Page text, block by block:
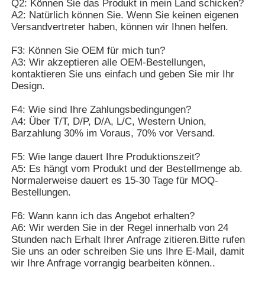
Q2: Können Sie das Produkt in mein Land schicken?
A2: Natürlich können Sie. Wenn Sie keinen eigenen
Versandvertreter haben, können wir Ihnen helfen.
F3: Können Sie OEM für mich tun?
A3: Wir akzeptieren alle OEM-Bestellungen,
kontaktieren Sie uns einfach und geben Sie mir Ihr
Design.
F4: Wie sind Ihre Zahlungsbedingungen?
A4: Über T/T, D/P, D/A, L/C, Western Union,
Barzahlung 30% im Voraus, 70% vor Versand.
F5: Wie lange dauert Ihre Produktionszeit?
A5: Es hängt vom Produkt und der Bestellmenge ab.
Normalerweise dauert es 15-30 Tage für MOQ-
Bestellungen.
F6: Wann kann ich das Angebot erhalten?
A6: Wir werden Sie in der Regel innerhalb von 24
Stunden nach Erhalt Ihrer Anfrage zitieren.Bitte rufen
Sie uns an oder schreiben Sie uns Ihre E-Mail, damit
wir Ihre Anfrage vorrangig bearbeiten können..